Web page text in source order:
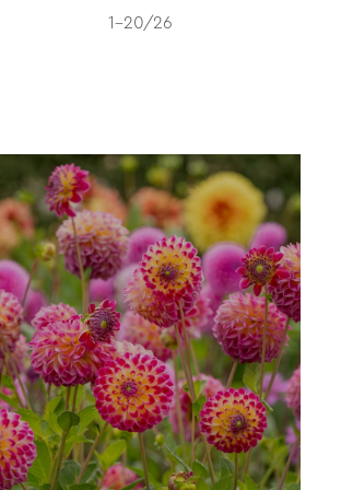
1-20/26